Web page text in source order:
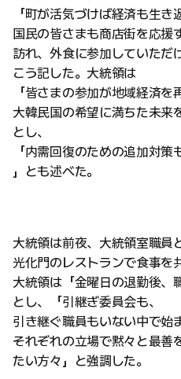
「町が活気づけば経済も生き
国民の皆さまも商店街を応援
訪れ、外食に参加していただ
こう記した。大統領は
「皆さまの参加が地域経済を
大韓民国の希望に満ちた未来
とし、
「内需回復のための追加対
」とも述べた。
大統領は前夜、大統領室職員
光化門のレストランで食事を
大統領は「金曜日の退勤後、
とし、「引継ぎ委員会も、
引き継ぐ職員もいない中で始
それぞれの立場で黙々と最善
たい方々」と強調した。